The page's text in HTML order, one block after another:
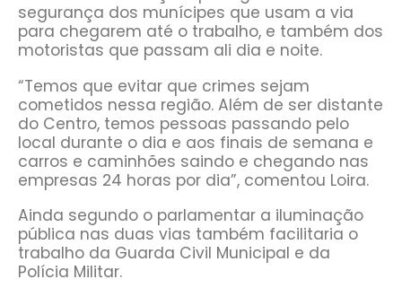
segurança dos munícipes que usam a via
para chegarem até o trabalho, e também dos
motoristas que passam ali dia e noite.
“Temos que evitar que crimes sejam
cometidos nessa região. Além de ser distante
do Centro, temos pessoas passando pelo
local durante o dia e aos finais de semana e
carros e caminhões saindo e chegando nas
empresas 24 horas por dia”, comentou Loira.
Ainda segundo o parlamentar a iluminação
pública nas duas vias também facilitaria o
trabalho da Guarda Civil Municipal e da
Polícia Militar.